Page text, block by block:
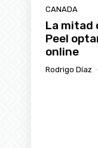
CANADA
La mitad
Peel
online
Rodrigo Díaz -